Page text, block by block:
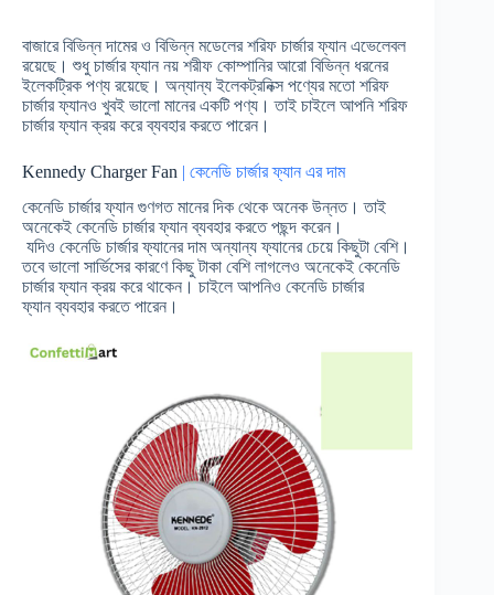
বাজারে বিভিন্ন দামের ও বিভিন্ন মডেলের শরিফ চার্জার ফ্যান এভেলেবল
রয়েছে। শুধু চার্জার ফ্যান নয় শরীফ কোম্পানির আরো বিভিন্ন ধরনের
ইলেকট্রিক পণ্য রয়েছে। অন্যান্য ইলেকট্রনিক্স পণ্যের মতো শরিফ
চার্জার ফ্যানও খুবই ভালো মানের একটি পণ্য। তাই চাইলে আপনি শরিফ
চার্জার ফ্যান ক্রয় করে ব্যবহার করতে পারেন।
Kennedy Charger Fan | কেনেডি চার্জার ফ্যান এর দাম
কেনেডি চার্জার ফ্যান গুণগত মানের দিক থেকে অনেক উন্নত। তাই
অনেকেই কেনেডি চার্জার ফ্যান ব্যবহার করতে পছন্দ করেন।
যদিও কেনেডি চার্জার ফ্যানের দাম অন্যান্য ফ্যানের চেয়ে কিছুটা বেশি।
তবে ভালো সার্ভিসের কারণে কিছু টাকা বেশি লাগলেও অনেকেই কেনেডি
চার্জার ফ্যান ক্রয় করে থাকেন। চাইলে আপনিও কেনেডি চার্জার
ফ্যান ব্যবহার করতে পারেন।